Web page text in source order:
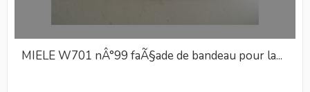
MIELE W701 nÂ°99 faÃ§ade de bandeau pour la...